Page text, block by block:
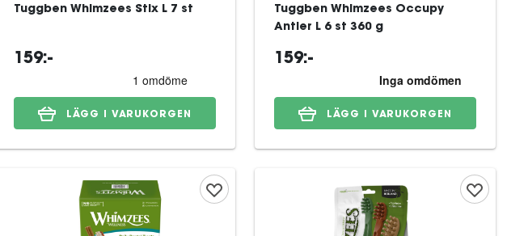
Tuggben Whimzees Stix L 7 st
159:-
LÄGG I VARUKORGEN
Tuggben Whimzees Occupy
Antler L 6 st 360 g
159:-
LÄGG I VARUKORGEN